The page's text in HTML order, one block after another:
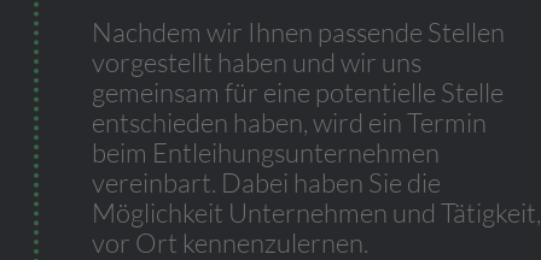
Nachdem wir Ihnen passende Stellen
vorgestellt haben und wir uns
gemeinsam für eine potentielle Stelle
entschieden haben, wird ein Termin
beim Entleihungsunternehmen
vereinbart. Dabei haben Sie die
Möglichkeit Unternehmen und Tätigkeit,
vor Ort kennenzulernen.